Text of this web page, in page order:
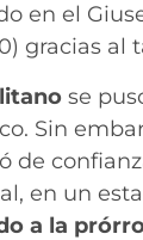
en el
0) gracias al
se
Sin
de
en un
a la